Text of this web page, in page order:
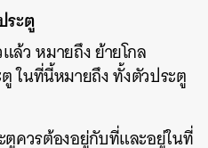
ระตู
ล้ว หมายถึง ย้ายโกล
ในที่นี้หมายถึง ทั้งตัวประตู
ควรต้องอยู่กับที่และอยู่ในที่